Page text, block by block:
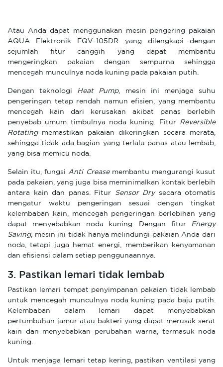
Atau Anda dapat menggunakan mesin pengering pakaian
AQUA Elektronik FQV-105DR yang dilengkapi dengan
sejumlah fitur canggih yang dapat membantu
mengeringkan pakaian dengan sempurna sehingga
mencegah munculnya noda kuning pada pakaian putih.
Dengan teknologi Heat Pump, mesin ini menjaga suhu
pengeringan tetap rendah namun efisien, yang membantu
mencegah kain dari kerusakan akibat panas berlebih
penyebab umum timbulnya noda kuning. Fitur Reversible
Rotatingmemastikan pakaian dikeringkan secara merata,
sehingga tidak ada bagian yang terlalu panas atau lembab,
yang bisa memicu noda.
Selain itu, fungsi Anti Crease membantu mengurangi kusut
pada pakaian, yang juga bisa meminimalkan kontak berlebih
antara kain dan panas. Fitur
Sensor Drysecara otomatis
mengatur waktu pengeringan sesuai dengan tingkat
kelembaban kain, mencegah pengeringan berlebihan yang
dapat menyebabkan noda kuning. Dengan fitur Energy
Saving, mesin ini tidak hanya melindungi pakaian Anda dari
noda, tetapi juga hemat energi, memberikan kenyamanan
dan efisiensi dalam setiap penggunaannya.
3. Pastikan lemari tidak lembab
Pastikan lemari tempat penyimpanan pakaian tidak lembab
untuk mencegah munculnya noda kuning pada baju putih.
Kelembaban dalam lemari dapat menyebabkan
pertumbuhan jamur atau bakteri yang dapat merusak serat
kain dan menyebabkan perubahan warna, termasuk noda
kuning.
Untuk menjaga lemari tetap kering, pastikan ventilasi yang